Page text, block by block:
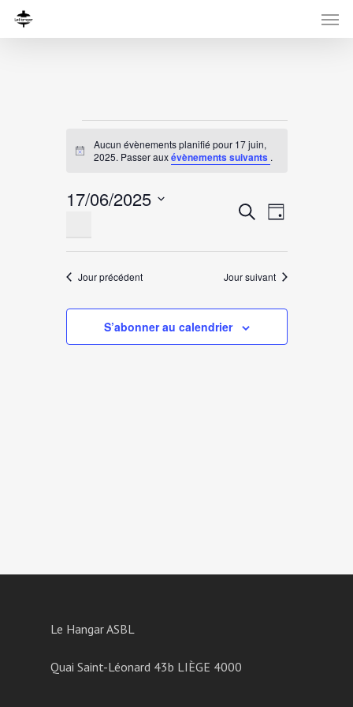
Évènements
for
17
2025
Notice
Aucun évènements planifié pour 17 juin,
2025. Passer auxévènements suivants .
Recherche
de
vues
Recherche
vues
Jour
17/06/2025
Jour précédent Jour suivant
S’abonner au calendrier
Le Hangar ASBL
Quai Saint-Léonard 43b LIÈGE 4000